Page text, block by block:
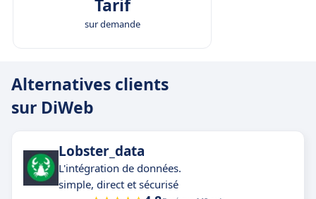
Tarif
sur demande
Alternatives clients
sur DiWeb
Lobster_data
L'intégration de données.
simple, direct et sécurisé